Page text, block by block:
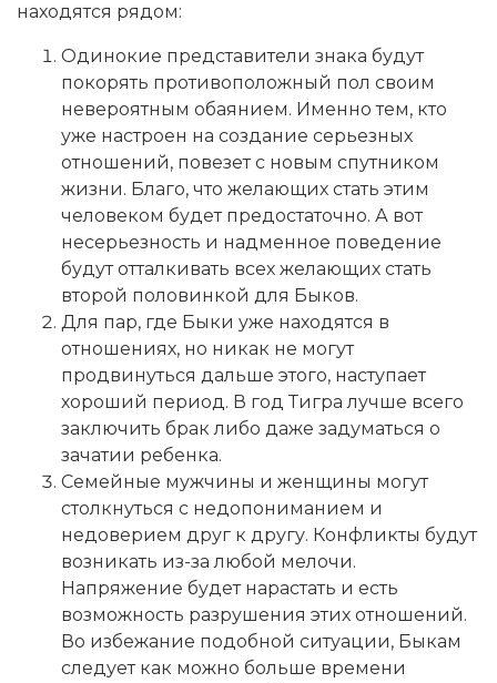
находятся рядом:
Одинокие представители знака будут
покорять противоположный пол своим
невероятным обаянием. Именно тем, кто
уже настроен на создание серьезных
отношений, повезет с новым спутником
жизни. Благо, что желающих стать этим
человеком будет предостаточно. А вот
несерьезность и надменное поведение
будут отталкивать всех желающих стать
второй половинкой для Быков.
Для пар, где Быки уже находятся в
отношениях, но никак не могут
продвинуться дальше этого, наступает
хороший период. В год Тигра лучше всего
заключить брак либо даже задуматься о
зачатии ребенка.
Семейные мужчины и женщины могут
столкнуться с недопониманием и
недоверием друг к другу. Конфликты будут
возникать из-за любой мелочи.
Напряжение будет нарастать и есть
возможность разрушения этих отношений.
Во избежание подобной ситуации, Быкам
следует как можно больше времени